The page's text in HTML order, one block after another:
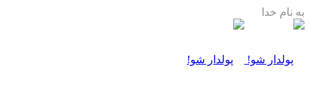
به نام خدا